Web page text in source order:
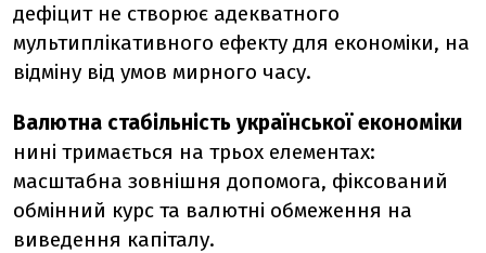
дефіцит не створює адекватного
мультиплікативного ефекту для економіки, на
відміну від умов мирного часу.
Валютна стабільність української економіки
нині тримається на трьох елементах:
масштабна зовнішня допомога, фіксований
обмінний курс та валютні обмеження на
виведення капіталу.